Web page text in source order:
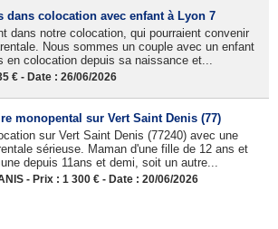
dans colocation avec enfant à Lyon 7
dans notre colocation, qui pourraient convenir
Nous sommes un couple avec un enfant
colocation depuis sa naissance et...
€ - Date : 26/06/2026
monopental sur Vert Saint Denis (77)
sur Vert Saint Denis (77240) avec une
sérieuse. Maman d'une fille de 12 ans et
depuis 11ans et demi, soit un autre...
- Prix : 1 300 € - Date : 20/06/2026